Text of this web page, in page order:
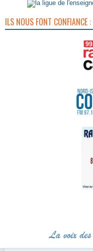
ILS NOUS FONT CONFIANCE :